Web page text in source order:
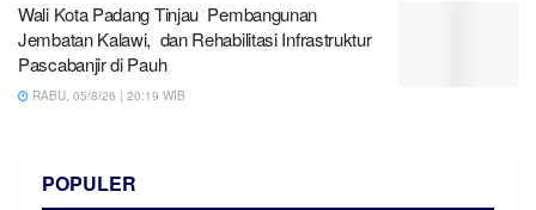
Wali Kota Padang Tinjau Pembangunan
Jembatan Kalawi, dan Rehabilitasi Infrastruktur
Pascabanjir di Pauh
RABU, 05/8/26 | 20:19 WIB
POPULER